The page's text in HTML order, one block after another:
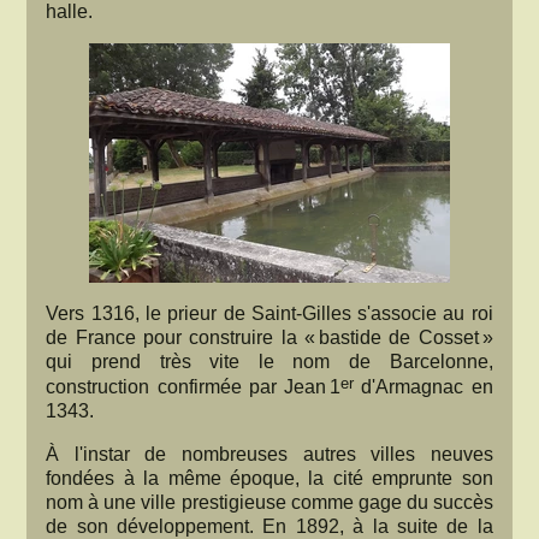
halle.
Vers 1316, le prieur de Saint-Gilles s'associe au roi
de France pour construire la « bastide de Cosset »
qui prend très vite le nom de Barcelonne,
construction confirmée par Jean 1er d'Armagnac en
1343.
À l'instar de nombreuses autres villes neuves
fondées à la même époque, la cité emprunte son
nom à une ville prestigieuse comme gage du succès
de son développement. En 1892, à la suite de la